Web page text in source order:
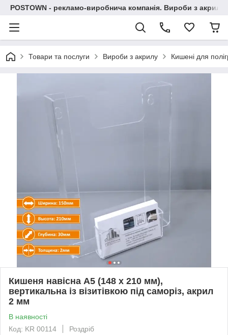
POSTOWN - рекламо-виробнича компанія. Вироби з
Товари та послуги Вироби з акрилу Кишені для
Кишеня навісна А5 (148 х 210 мм),
вертикальна із візитівкою під саморіз, акрил
2 мм
В наявності
Код: KR 00114
Роздріб